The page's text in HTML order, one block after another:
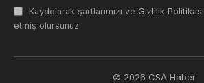
Kaydolarak şartlarımızı ve Gizlilik Politikası
etmiş olursunuz.
© 2026 CSA Haber